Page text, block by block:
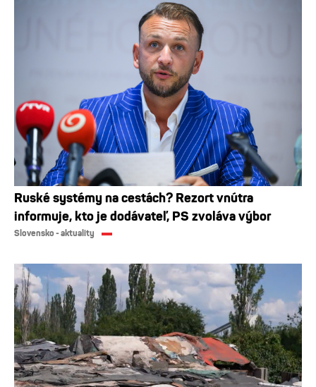
Ruské systémy na cestách? Rezort vnútra
informuje, kto je dodávateľ, PS zvoláva výbor
Slovensko - aktuality